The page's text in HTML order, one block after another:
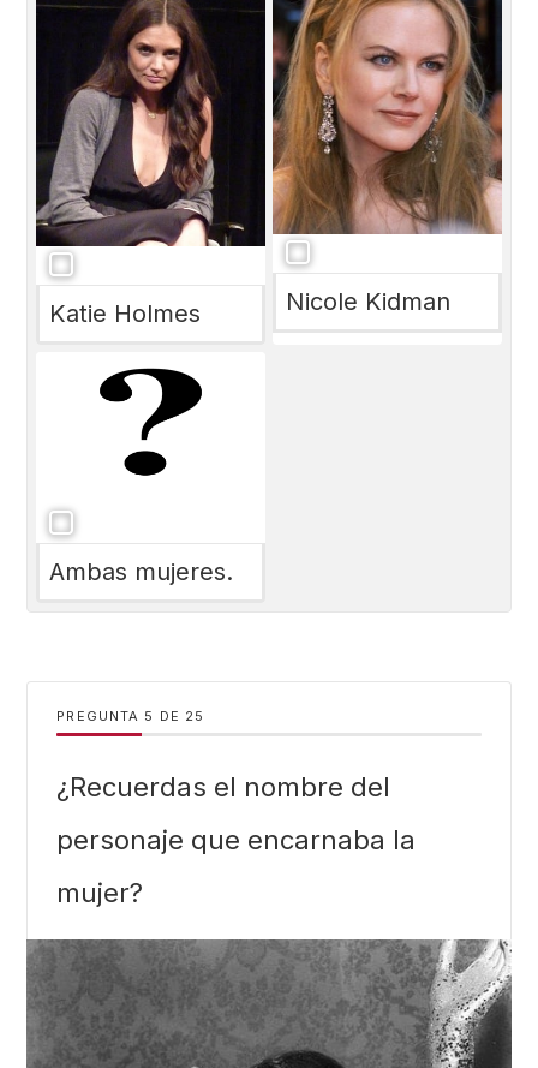
Katie Holmes Nicole Kidman
Ambas mujeres.
PREGUNTA DE 25
¿Recuerdas el nombre del
personaje que encarnaba la
mujer?